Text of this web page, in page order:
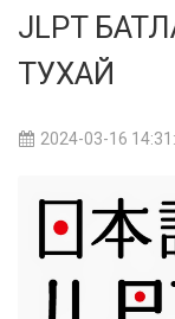
JLPT
ТУХАЙ
2024-03-16